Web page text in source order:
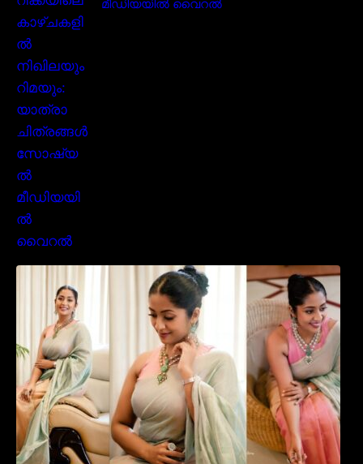
മീഡിയയിൽ വൈറൽ
സാരിയിൽ സുന്ദരിയായി മലയിലകളുടെ
പ്രിയ താരം നവ്യാ നായർ| Malayalam
favourite actress Navya Nair cute in saree